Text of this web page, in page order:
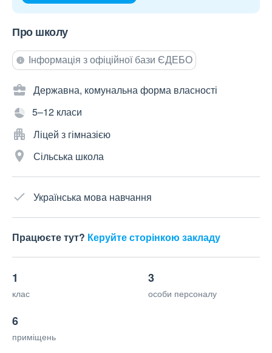
Про школу
Інформація з офіційної бази ЄДЕБО
Державна, комунальна форма власності
5–12 класи
Ліцей з гімназією
Сільська школа
Українська мова навчання
Працюєте тут? Керуйте сторінкою закладу
1
клас
3
особи персоналу
6
приміщень